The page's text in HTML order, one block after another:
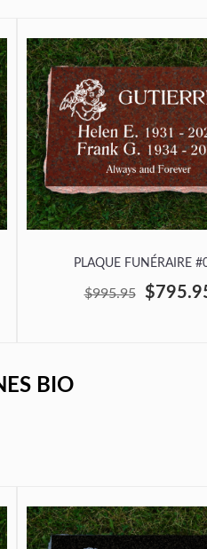
PLAQUE FUNÉRAIRE
$995.95
BIO